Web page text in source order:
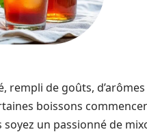
rempli de goûts,
boissons
un passionné de